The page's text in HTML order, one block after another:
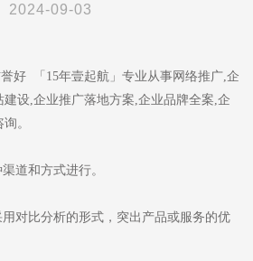
2024-09-03
好 「15年壹起航」专业从事网络推广,企
设,企业推广落地方案,企业品牌全案,企
。
道和方式进行。
对比分析的形式，突出产品或服务的优